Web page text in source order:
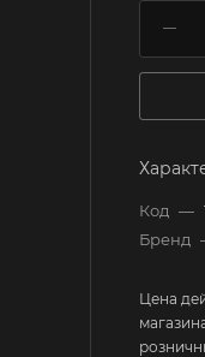
Код —
Бренд
Цена